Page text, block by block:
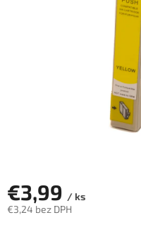
€3,99 / ks
€3,24 bez DPH